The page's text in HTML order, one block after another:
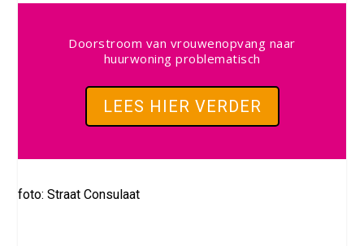
Doorstroom van vrouwenopvang naar
huurwoning problematisch
LEES HIER VERDER
foto: Straat Consulaat